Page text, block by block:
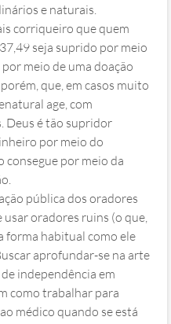
e naturais.
corriqueiro que quem
seja suprido por meio
meio de uma doação
que, em casos muito
age, com
Deus é tão supridor
por meio do
por meio da
pública dos oradores
oradores ruins (o que,
forma habitual como ele
aprofundar-se na arte
independência em
como trabalhar para
médico quando se está